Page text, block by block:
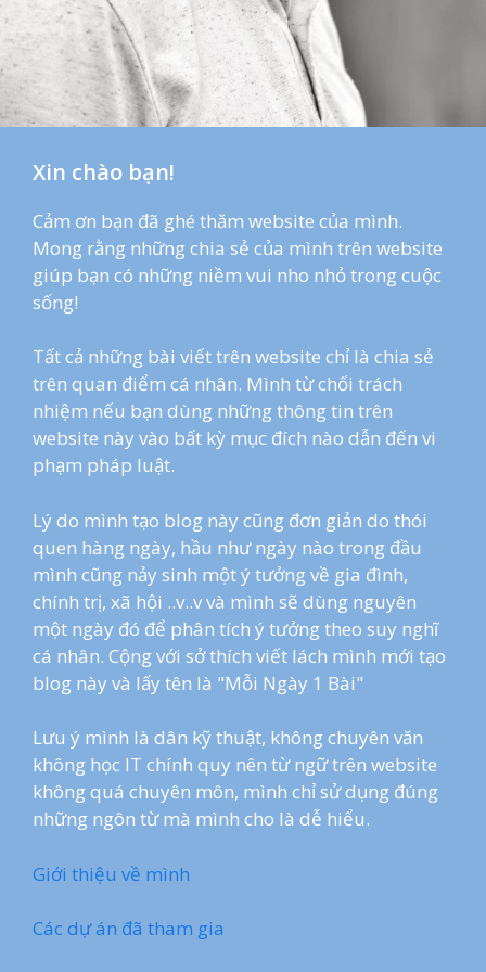
Xin chào bạn!
Cảm ơn bạn đã ghé thăm website của mình.
Mong rằng những chia sẻ của mình trên website
giúp bạn có những niềm vui nho nhỏ trong cuộc
sống!
Tất cả những bài viết trên website chỉ là chia sẻ
trên quan điểm cá nhân. Mình từ chối trách
nhiệm nếu bạn dùng những thông tin trên
website này vào bất kỳ mục đích nào dẫn đến vi
phạm pháp luật.
Lý do mình tạo blog này cũng đơn giản do thói
quen hàng ngày, hầu như ngày nào trong đầu
mình cũng nảy sinh một ý tưởng về gia đình,
chính trị, xã hội ..v..v và mình sẽ dùng nguyên
một ngày đó để phân tích ý tưởng theo suy nghĩ
cá nhân. Cộng với sở thích viết lách mình mới tạo
blog này và lấy tên là "Mỗi Ngày 1 Bài"
Lưu ý mình là dân kỹ thuật, không chuyên văn
không học IT chính quy nên từ ngữ trên website
không quá chuyên môn, mình chỉ sử dụng đúng
những ngôn từ mà mình cho là dễ hiểu.
Giới thiệu về mình
Các dự án đã tham gia